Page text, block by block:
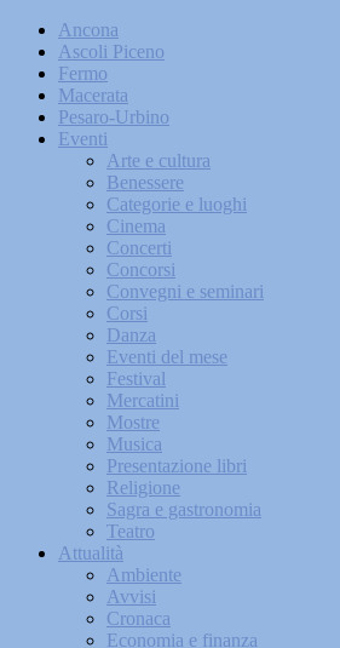
Ancona
Ascoli Piceno
Fermo
Macerata
Pesaro-Urbino
Eventi
Arte e cultura
Benessere
Categorie e luoghi
Cinema
Concerti
Concorsi
Convegni e seminari
Corsi
Danza
Eventi del mese
Festival
Mercatini
Mostre
Musica
Presentazione libri
Religione
Sagra e gastronomia
Teatro
Attualità
Ambiente
Avvisi
Cronaca
Economia e finanza